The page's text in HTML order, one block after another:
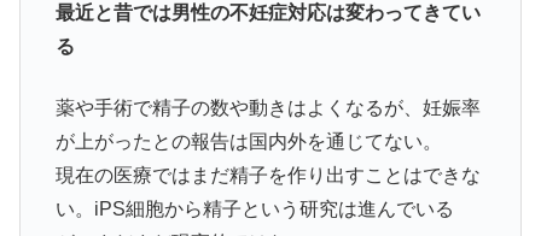
最近と昔では男性の不妊症対応は変わってきてい
る
薬や手術で精子の数や動きはよくなるが、妊娠率
が上がったとの報告は国内外を通じてない。
現在の医療ではまだ精子を作り出すことはできな
い。iPS細胞から精子という研究は進んでいる